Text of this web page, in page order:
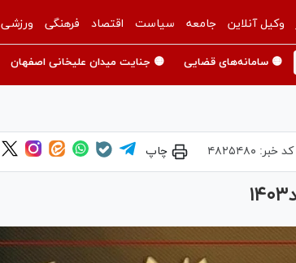
وکیل آنلاین جامعه سیاست اقتصاد فرهنگی ورزشی
🟡 سامانه‌های قضایی 🟡 جنایت میدان علیخانی اصفهان
کد خبر: ۴۸۲۵۴۸۰ چاپ